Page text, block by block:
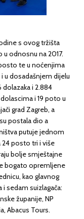
s ovog tržišta
u odnosnu na 2017.
te u noćenjima
u dosadašnjem dijelu
dolazaka i 2.884
i 19 poto u
grad Zagreb, a
postala dio a
putuje jednom
posto tri i više
bolje smještajne
bogato opremljene
kao glavnog
sedam suizlagača:
županije, NP
Abacus Tours.